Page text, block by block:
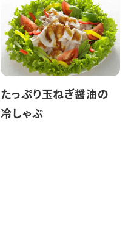
たっぷり玉ねぎ醤油の
冷しゃぶ